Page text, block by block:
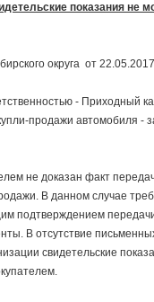
показания не
округа от
- Приходный
продажи автомобиля -
не доказан факт
В данном случае
подтверждением
В отсутствие
свидетельские